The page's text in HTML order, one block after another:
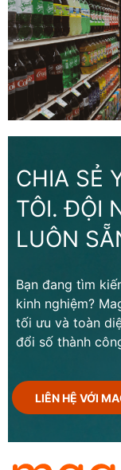
CHIA SẺ
TÔI. ĐỘI
LUÔN
Bạn đang tìm
kinh nghiệm?
tối ưu và toàn
đổi số thành
LIÊN HỆ VỚI